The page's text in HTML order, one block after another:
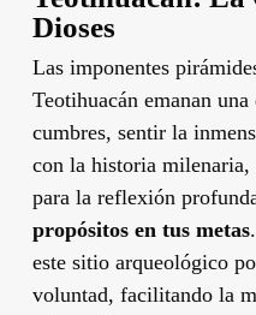
Dioses
Las imponentes
Teotihuacán emanan
cumbres, sentir la
con la historia
para la reflexión
propósitos en tus metas
este sitio arqueológico
voluntad, facilitando la